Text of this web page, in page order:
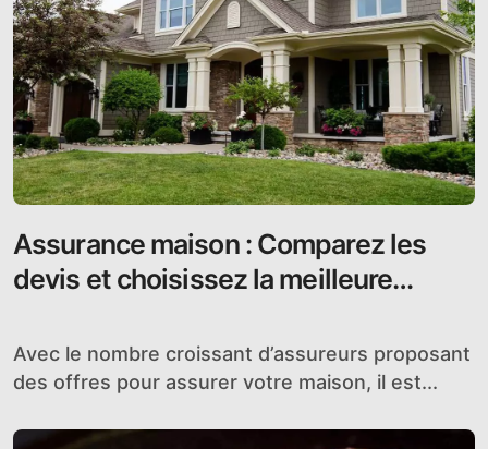
Assurance maison : Comparez les
devis et choisissez la meilleure
Avec le nombre croissant d’assureurs proposant
des offres pour assurer votre maison, il est...